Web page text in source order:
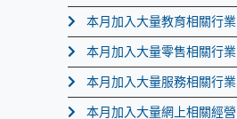
本月加入大量教育相關行業
本月加入大量零售相關行業
本月加入大量服務相關行業
本月加入大量網上相關經營